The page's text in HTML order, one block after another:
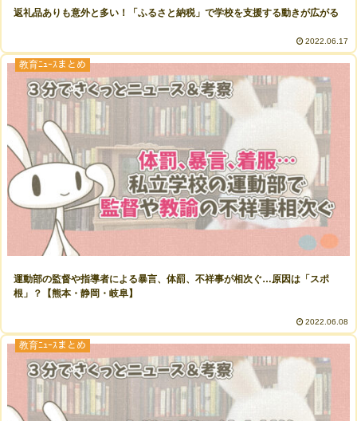
返礼品ありも意外と多い！「ふるさと納税」で学校を支援する動きが広がる
2022.06.17
教育ﾆｭｰｽまとめ
運動部の監督や指導者による暴言、体罰、不祥事が相次ぐ…原因は「スポ
根」？【熊本・静岡・岐阜】
2022.06.08
教育ﾆｭｰｽまとめ